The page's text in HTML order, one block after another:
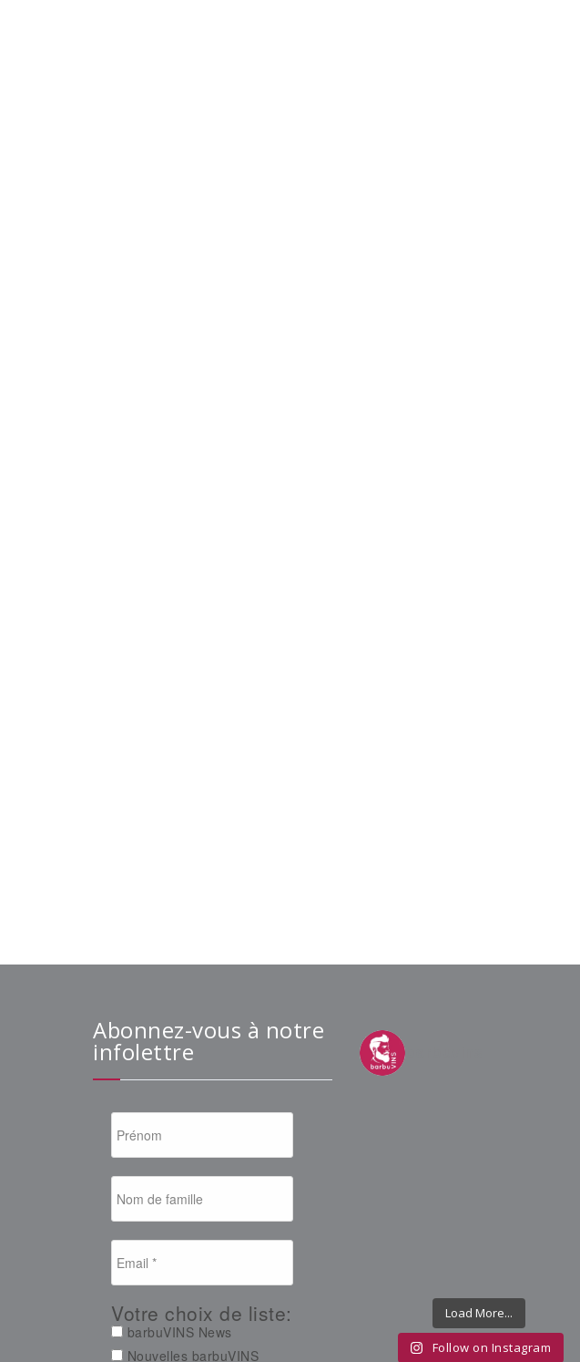
Abonnez-vous à notre
infolettre
Votre choix de liste:
barbuVINS News
Nouvelles barbuVINS
barbuvins
Load More...
Follow on Instagram